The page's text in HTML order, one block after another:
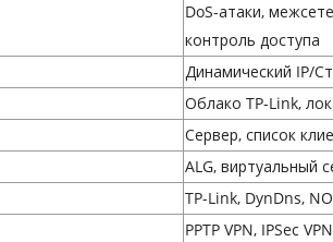
DoS-атаки,
контроль доступа
Динамический IP/
Облако TP-Link,
Сервер, список
ALG, виртуальный
TP-Link, DynDns,
PPTP VPN, IPSec